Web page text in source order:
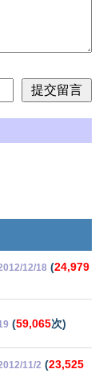
12/18 (24,979
(59,065次)
11/2 (23,525